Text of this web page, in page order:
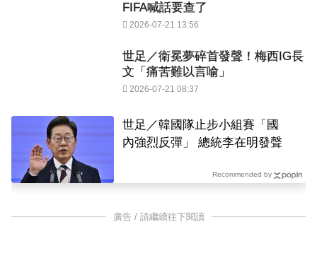
FIFA喊話要查了
2026-07-21 13:56
世足／衛冕夢碎首發聲！梅西IG長
文「痛苦難以言喻」
2026-07-21 08:37
世足／韓國隊止步小組賽「國
內強烈反彈」 總統李在明發聲
Recommended by
廣告 / 請繼續往下閱讀